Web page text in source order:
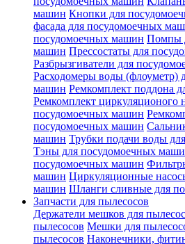
машин Кнопки для
фасада для посудомоечных
посудомоечных машин Помпы
машин Прессостаты для
Разбрызгиватели для
Расходомеры воды (флоуметр)
машин Ремкомплект поддона
Ремкомплект циркуляционого
посудомоечных машин
посудомоечных машин
машин Трубки подачи воды
Тэны для посудомоечных
посудомоечных машин
машин Циркуляционные
машин Шланги сливные для
Запчасти для пылесосов
Держатели мешков для
пылесосов Мешки для
пылесосов Наконечники,